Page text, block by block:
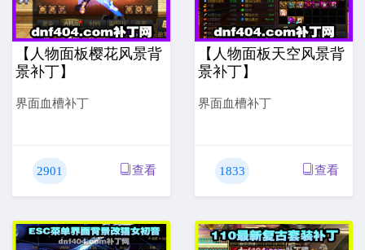
【人物面板樱花风景背
景补丁】
界面血槽补丁
2901 查看
【人物面板天空风景背
景补丁】
界面血槽补丁
1833 查看